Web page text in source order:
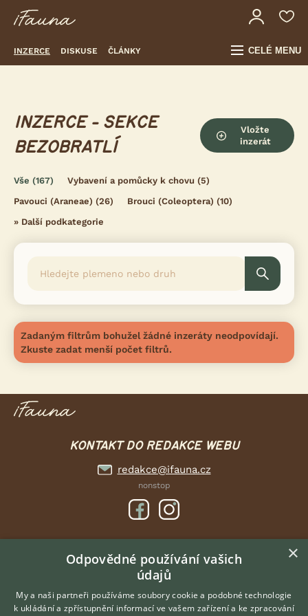
INZERCE DISKUSE ČLÁNKY CELÉ MENU
INZERCE - SEKCE
BEZOBRATLÍ
Vložte
inzerát
Vše (167) Vybavení a pomůcky k chovu (5)
Pavouci (Araneae) (26) Brouci (Coleoptera) (10)
» Další podkategorie
Zadaným filtrům bohužel žádné inzeráty neodpovídají.
Zkuste zadat menší počet filtrů.
KONTAKT DO REDAKCE WEBU
redakce@ifauna.cz
nonstop
DOMOVSKÁ STRÁNKA
INZERCE
DISKUSE
ČLÁNKY
×
Odpovědné používání vašich
údajů
My a naši partneři používáme soubory cookie a podobné technologie
k ukládání a zpřístupnění informací ve vašem zařízení a ke zpracování